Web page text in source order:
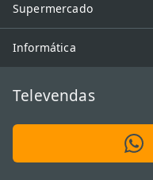
Supermercado
Informática
Televendas